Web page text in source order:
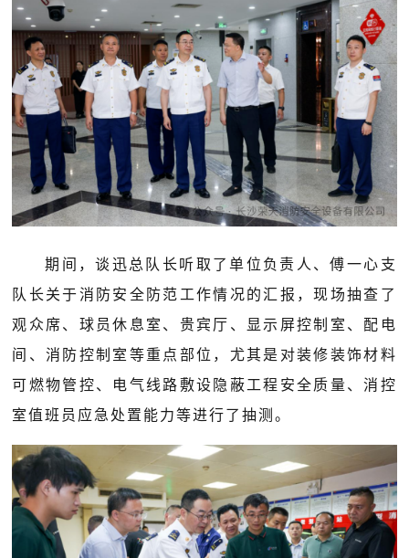
期间，谈迅总队长听取了单位负责人、傅一心支
队长关于消防安全防范工作情况的汇报，现场抽查了
观众席、球员休息室、贵宾厅、显示屏控制室、配电
间、消防控制室等重点部位，尤其是对装修装饰材料
可燃物管控、电气线路敷设隐蔽工程安全质量、消控
室值班员应急处置能力等进行了抽测。